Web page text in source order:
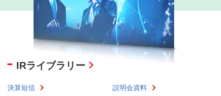
IRライブラリー
決算短信
説明会資料